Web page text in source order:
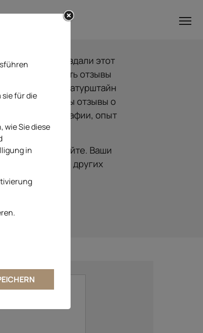
создали этот
прочитать отзывы
и работе «Натурштайн
представлены отзывы о
фотографии, опыт
письма.
на нашем сайте. Ваши
полезными для других
sie für die
wie Sie diese
in